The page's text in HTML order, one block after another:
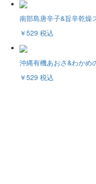
南部島唐辛子&旨辛乾
￥529 税込
沖縄有機あおさ&わか
￥529 税込